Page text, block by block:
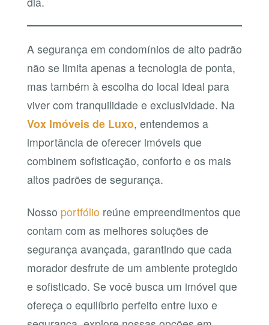
A segurança em condomínios de alto padrão
não se limita apenas a tecnologia de ponta,
mas também à escolha do local ideal para
viver com tranquilidade e exclusividade. Na
Vox Imóveis de Luxo, entendemos a
importância de oferecer imóveis que
combinem sofisticação, conforto e os mais
altos padrões de segurança.
Nosso portfólio reúne empreendimentos que
contam com as melhores soluções de
segurança avançada, garantindo que cada
morador desfrute de um ambiente protegido
e sofisticado. Se você busca um imóvel que
ofereça o equilíbrio perfeito entre luxo e